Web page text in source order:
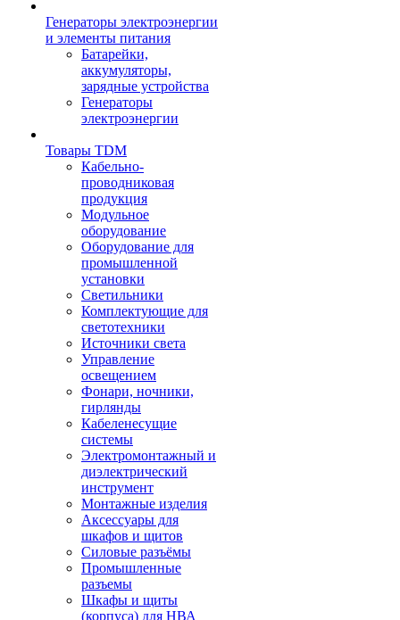
Генераторы электроэнергии
и элементы питания
Батарейки,
аккумуляторы,
зарядные устройства
Генераторы
электроэнергии
Товары TDM
Кабельно-
проводниковая
продукция
Модульное
оборудование
Оборудование для
промышленной
установки
Светильники
Комплектующие для
светотехники
Источники света
Управление
освещением
Фонари, ночники,
гирлянды
Кабеленесущие
системы
Электромонтажный и
диэлектрический
инструмент
Монтажные изделия
Аксессуары для
шкафов и щитов
Силовые разъёмы
Промышленные
разъемы
Шкафы и щиты
(корпуса) для НВА